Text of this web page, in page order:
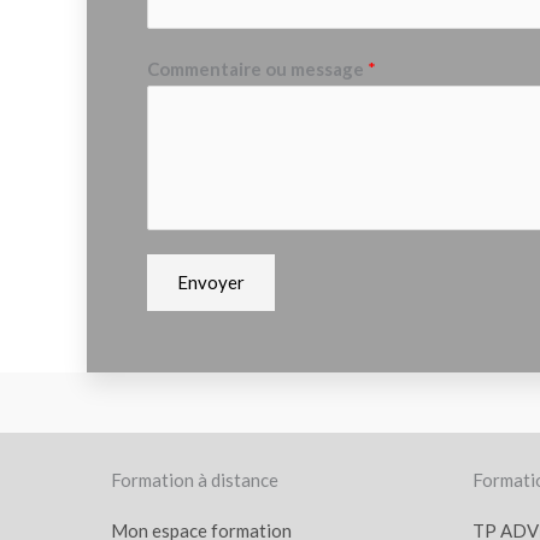
Commentaire ou message *
Envoyer
Formation à distance
Mon espace formation TP